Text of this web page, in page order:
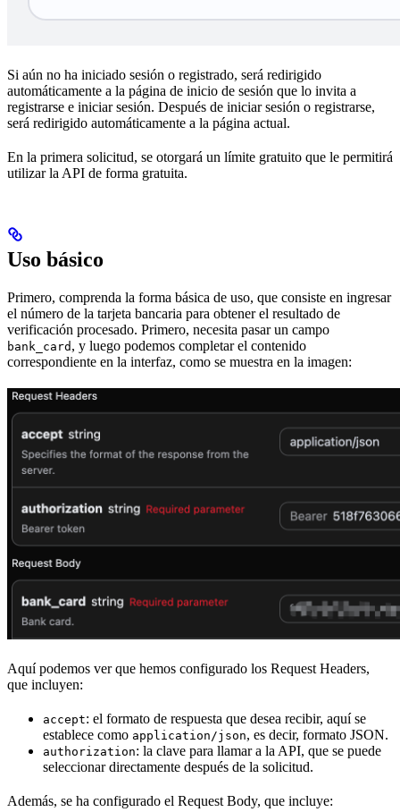
Si aún no ha iniciado sesión o registrado, será redirigido
automáticamente a la página de inicio de sesión que lo invita a
registrarse e iniciar sesión. Después de iniciar sesión o registrarse,
será redirigido automáticamente a la página actual.
En la primera solicitud, se otorgará un límite gratuito que le permitirá
utilizar la API de forma gratuita.
Uso básico
Primero, comprenda la forma básica de uso, que consiste en ingresar
el número de la tarjeta bancaria para obtener el resultado de
verificación procesado. Primero, necesita pasar un campo
bank_card , y luego podemos completar el contenido
correspondiente en la interfaz, como se muestra en la imagen:
Aquí podemos ver que hemos configurado los Request Headers,
que incluyen:
accept: el formato de respuesta que desea recibir, aquí se
establece como application/json, es decir, formato JSON.
authorization: la clave para llamar a la API, que se puede
seleccionar directamente después de la solicitud.
Además, se ha configurado el Request Body, que incluye: